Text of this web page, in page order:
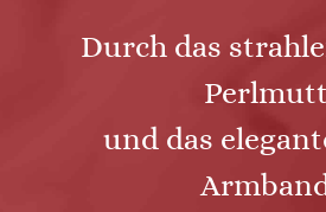
Durch das
Perlmutt
und das